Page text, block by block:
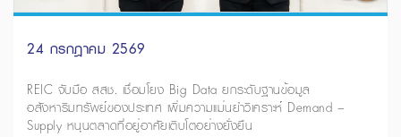
24 กรกฎาคม 2569
REIC จับมือ สสช. เชื่อมโยง Big Data ยกระดับฐานข้อมูล
อสังหาริมทรัพย์ของประเทศ เพิ่มความแม่นยำวิเคราะห์ Demand –
Supply หนุนตลาดที่อยู่อาศัยเติบโตอย่างยั่งยืน